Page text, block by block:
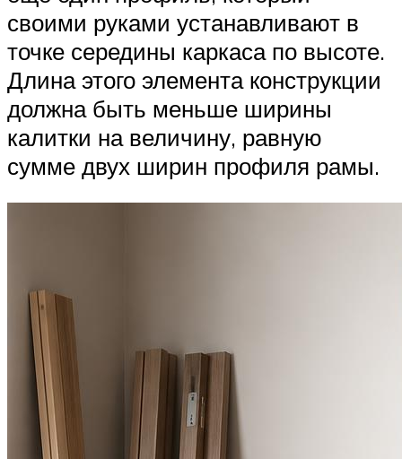
своими руками устанавливают в
точке середины каркаса по высоте.
Длина этого элемента конструкции
должна быть меньше ширины
калитки на величину, равную
сумме двух ширин профиля рамы.